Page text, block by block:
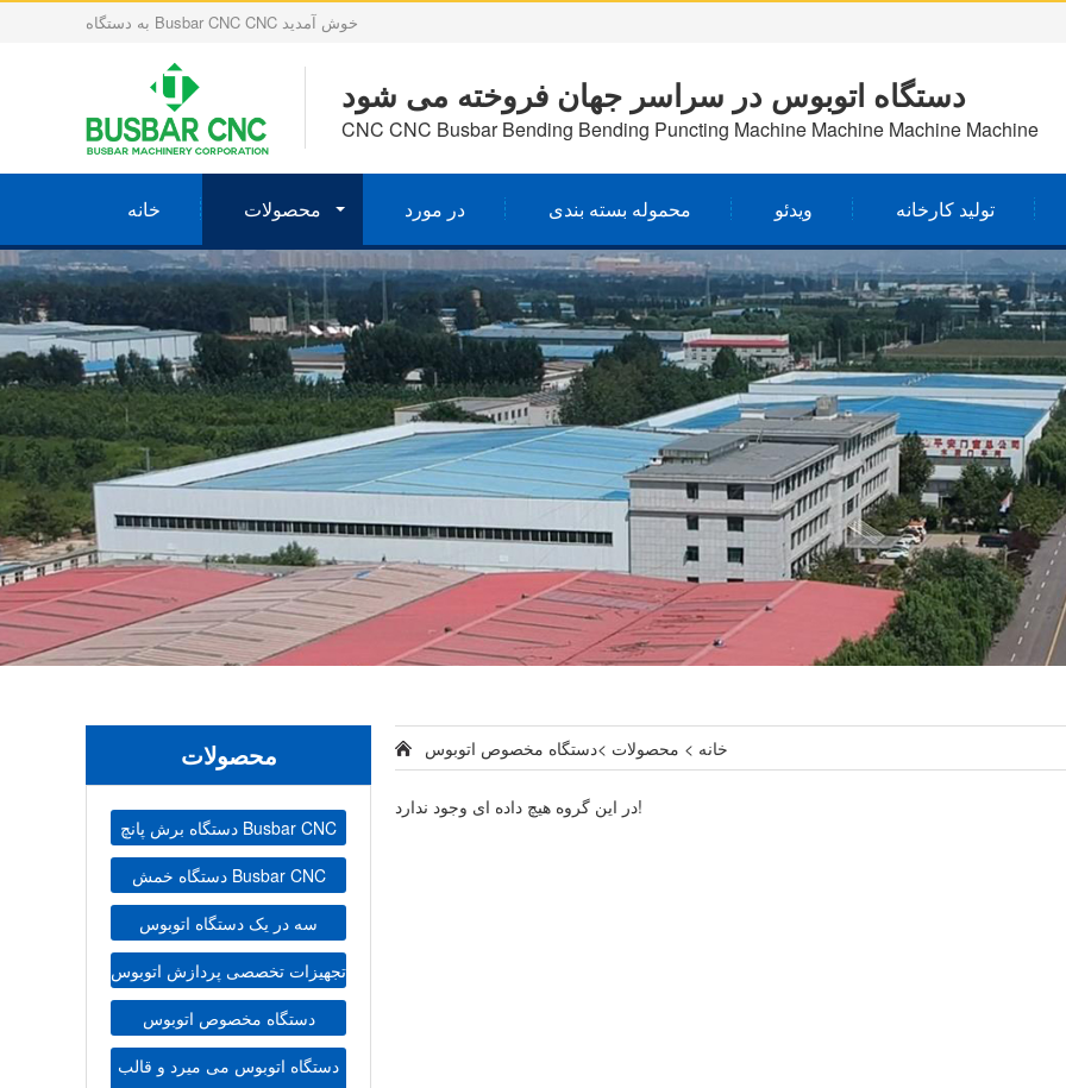
به دستگاه Busbar CNC CNC خوش آمدید
دستگاه اتوبوس در سراسر جهان فروخته می شود
CNC CNC Busbar Bending Bending Puncting Machine Machine Machine Machine
خانه محصولات در مورد محموله بسته بندی ویدئو تولید کارخانه
محصولات
دستگاه برش پانچ Busbar CNC
دستگاه خمش Busbar CNC
سه در یک دستگاه اتوبوس
تجهیزات تخصصی پردازش اتوبوس
دستگاه مخصوص اتوبوس
دستگاه اتوبوس می میرد و قالب
خانه > محصولات >دستگاه مخصوص اتوبوس
در این گروه هیچ داده ای وجود ندارد!